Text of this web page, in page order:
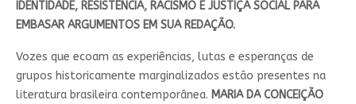
IDENTIDADE, RESISTÊNCIA, RACISMO E JUSTIÇA SOCIAL PARA
EMBASAR ARGUMENTOS EM SUA REDAÇÃO.
Vozes que ecoam as experiências, lutas e esperanças de
grupos historicamente marginalizados estão presentes na
literatura brasileira contemporânea. MARIA DA CONCEIÇÃO